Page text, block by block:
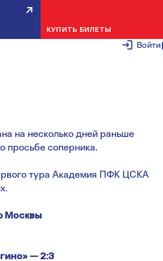
Войти
КУПИТЬ БИЛЕТЫ
ПФК ЦСКА
В ЧЕМПИОНАТЕ
на несколько дней раньше
просьбе соперника.
тура Академия ПФК ЦСКА
Москвы
— 2:3